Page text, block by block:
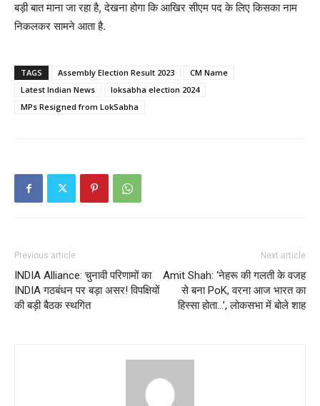
बड़ी बात माना जा रहा है, देखना होगा कि आखिर सीएम पद के लिए किसका नाम
निकलकर सामने आता है.
TAGS Assembly Election Result 2023
CM Name
Latest Indian News
loksabha election 2024
MPs Resigned from LokSabha
Previous article
INDIA Alliance: चुनावी परिणामों का
INDIA गठबंधन पर बड़ा असर! विपक्षियों
की बड़ी बैठक स्थगित
Next article
Amit Shah: ‘नेहरू की गलती के वजह
से बना PoK, वरना आज भारत का
हिस्सा होता…’, लोकसभा में बोले शाह